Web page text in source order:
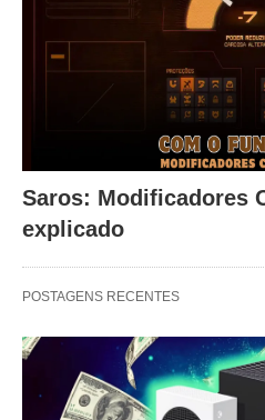
Saros: Modificadores
explicado
POSTAGENS RECENTES